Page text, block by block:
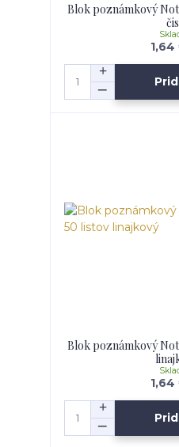
Blok poznámkový
1,64
Blok poznámkový
1,64